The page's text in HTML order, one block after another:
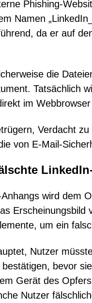
Phishing-
Namen
da er auf
die
Tatsächlich
im
Verdacht
von E-Mail-
wird dem
um ein
Nutzer
bevor
Gerät des
Nutzer